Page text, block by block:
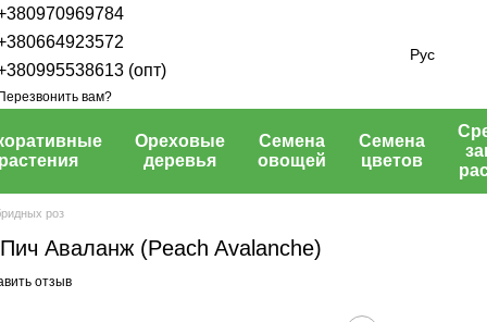
(опт)
вам?
Рус
растения
Ореховые
деревья
Семена
овощей
Семена
цветов
роз
Аваланж (Peach Avalanche)
отзыв